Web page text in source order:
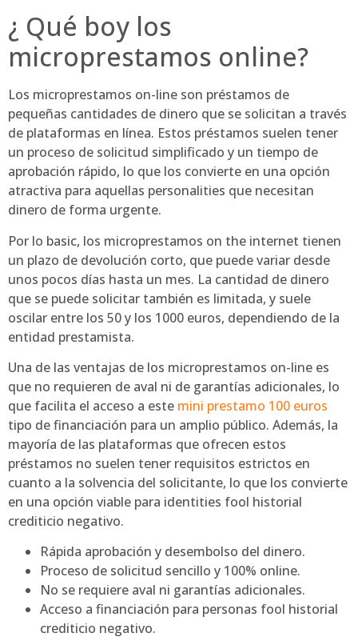
¿ Qué boy los
microprestamos online?
Los microprestamos on-line son préstamos de
pequeñas cantidades de dinero que se solicitan a través
de plataformas en línea. Estos préstamos suelen tener
un proceso de solicitud simplificado y un tiempo de
aprobación rápido, lo que los convierte en una opción
atractiva para aquellas personalities que necesitan
dinero de forma urgente.
Por lo basic, los microprestamos on the internet tienen
un plazo de devolución corto, que puede variar desde
unos pocos días hasta un mes. La cantidad de dinero
que se puede solicitar también es limitada, y suele
oscilar entre los 50 y los 1000 euros, dependiendo de la
entidad prestamista.
Una de las ventajas de los microprestamos on-line es
que no requieren de aval ni de garantías adicionales, lo
que facilita el acceso a este mini prestamo 100 euros
tipo de financiación para un amplio público. Además, la
mayoría de las plataformas que ofrecen estos
préstamos no suelen tener requisitos estrictos en
cuanto a la solvencia del solicitante, lo que los convierte
en una opción viable para identities fool historial
crediticio negativo.
Rápida aprobación y desembolso del dinero.
Proceso de solicitud sencillo y 100% online.
No se requiere aval ni garantías adicionales.
Acceso a financiación para personas fool historial
crediticio negativo.